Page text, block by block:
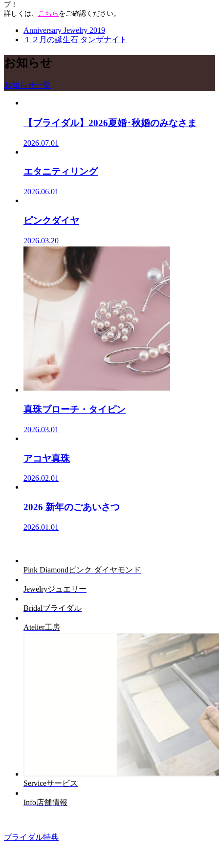
プ！
詳しくは、 こちら をご確認ください。
Anniversary Jewelry 2019
１２月の誕生石 タンザナイト
お知らせ
お知らせ一覧
【ブライダル】2026夏婚･秋婚のみなさま
2026.07.01
エタニティリング
2026.06.01
ピンクダイヤ
2026.03.20
真珠ブローチ・タイピン
2026.03.01
アコヤ真珠
2026.02.01
2026 新年のごあいさつ
2026.01.01
Pink Diamond ピンク ダイヤモンド
Jewelryジュエリー
Bridalブライダル
Atelier工房
Serviceサービス
Info店舗情報
ブライダル特典